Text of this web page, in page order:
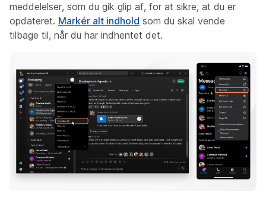
meddelelser, som du gik glip af, for at sikre, at du er
opdateret. Markér alt indhold som du skal vende
tilbage til, når du har indhentet det.